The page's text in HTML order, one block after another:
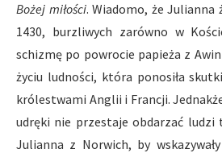
Bożej miłości. Wiadomo, że Julianna
1430, burzliwych zarówno w
schizmę po powrocie papieża z
życiu ludności, która ponosiła
królestwami Anglii i Francji.
udręki nie przestaje obdarzać
Julianna z Norwich, by